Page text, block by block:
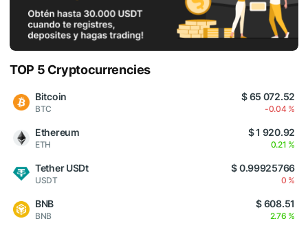
TOP 5 Cryptocurrencies
Bitcoin
BTC
$ 65 072.52
-0.04 %
Ethereum
ETH
$ 1 920.92
0.21 %
Tether USDt
USDT
$ 0.99925766
0 %
BNB
BNB
$ 608.51
2.76 %